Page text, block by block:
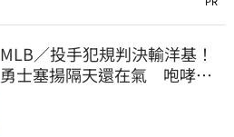
MLB／投手犯規判決輸洋基！
勇士塞揚隔天還在氣 咆哮裁